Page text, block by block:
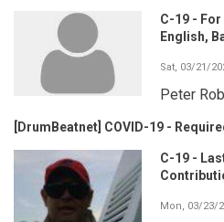
C-19 -
English,
Sat, 03/21/
Peter
[DrumBeatnet] COVID-19 -
C-19 -
Mon, 03/23/